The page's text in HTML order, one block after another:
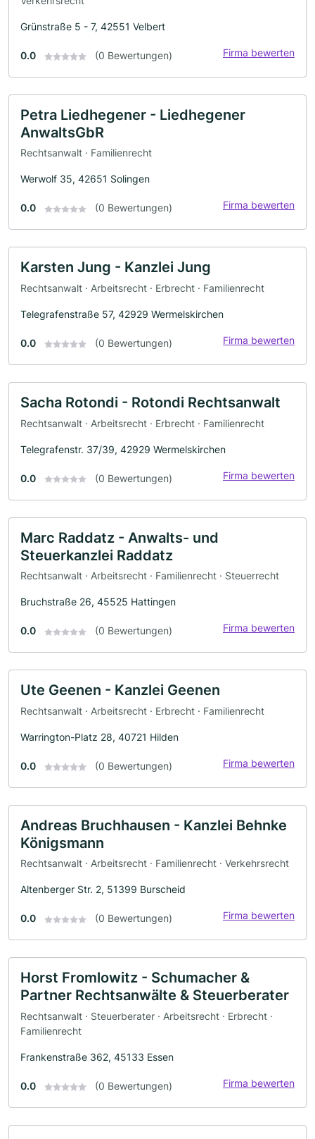
Grünstraße 5 - 7, 42551 Velbert
0.0 (0 Bewertungen) Firma bewerten
Petra Liedhegener - Liedhegener
AnwaltsGbR
Rechtsanwalt · Familienrecht
Werwolf 35, 42651 Solingen
0.0 (0 Bewertungen) Firma bewerten
Karsten Jung - Kanzlei Jung
Rechtsanwalt · Arbeitsrecht · Erbrecht · Familienrecht
Telegrafenstraße 57, 42929 Wermelskirchen
0.0 (0 Bewertungen) Firma bewerten
Sacha Rotondi - Rotondi Rechtsanwalt
Rechtsanwalt · Arbeitsrecht · Erbrecht · Familienrecht
Telegrafenstr. 37/39, 42929 Wermelskirchen
0.0 (0 Bewertungen) Firma bewerten
Marc Raddatz - Anwalts- und
Steuerkanzlei Raddatz
Rechtsanwalt · Arbeitsrecht · Familienrecht · Steuerrecht
Bruchstraße 26, 45525 Hattingen
0.0 (0 Bewertungen) Firma bewerten
Ute Geenen - Kanzlei Geenen
Rechtsanwalt · Arbeitsrecht · Erbrecht · Familienrecht
Warrington-Platz 28, 40721 Hilden
0.0 (0 Bewertungen) Firma bewerten
Andreas Bruchhausen - Kanzlei Behnke
Königsmann
Rechtsanwalt · Arbeitsrecht · Familienrecht · Verkehrsrecht
Altenberger Str. 2, 51399 Burscheid
0.0 (0 Bewertungen) Firma bewerten
Horst Fromlowitz - Schumacher &
Partner Rechtsanwälte & Steuerberater
Rechtsanwalt · Steuerberater · Arbeitsrecht · Erbrecht ·
Familienrecht
Frankenstraße 362, 45133 Essen
0.0 (0 Bewertungen) Firma bewerten